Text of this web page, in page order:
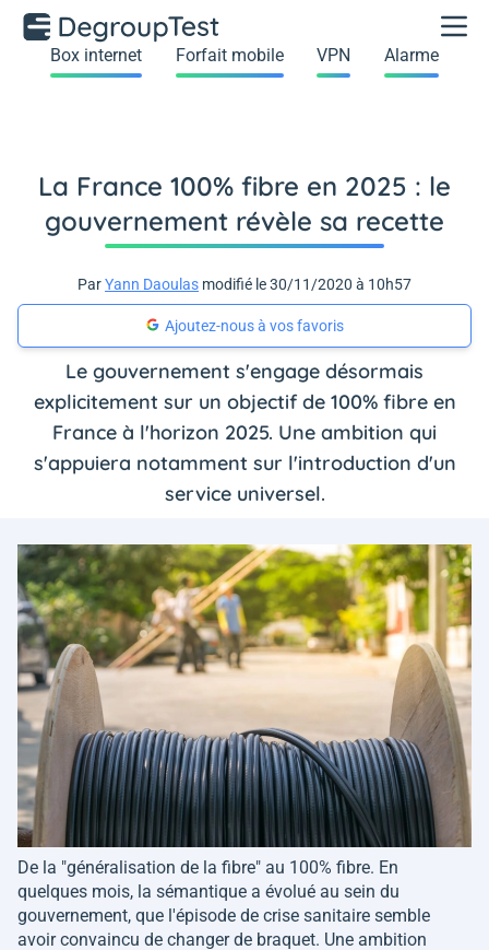
Box internet Forfait mobile VPN Alarme
La France 100% fibre en 2025 : le
gouvernement révèle sa recette
ParYann Daoulas modifié le 30/11/2020 à 10h57
Ajoutez-nous à vos favoris
Le gouvernement s'engage désormais
explicitement sur un objectif de 100% fibre en
France à l'horizon 2025. Une ambition qui
s'appuiera notamment sur l'introduction d'un
service universel.
De la "généralisation de la fibre" au 100% fibre. En
quelques mois, la sémantique a évolué au sein du
gouvernement, que l'épisode de crise sanitaire semble
avoir convaincu de changer de braquet. Une ambition